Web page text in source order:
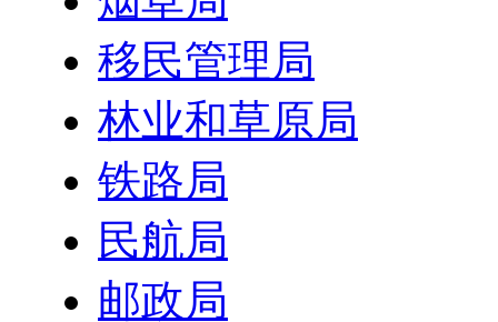
移民管理局
林业和草原局
铁路局
民航局
邮政局